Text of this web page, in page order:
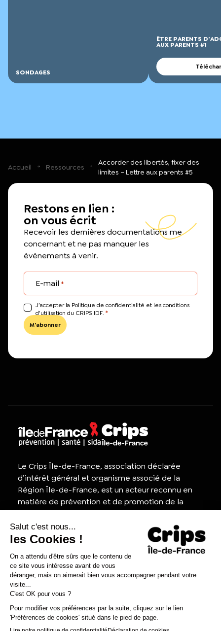
SONDAGES
ÊTRE PARENTS
AUX PARENTS #1
Accueil Ressources
Accorder des libertés, fixer des
limites – Lettre aux parents #5
Restons en lien :
on vous écrit
Recevoir les dernières documentations me
concernant et ne pas manquer les
événements à venir.
E-mail *
J’accepter la Politique de confidentialité et les conditions
d'utilisation du CRIPS IDF. *
Le Crips Île-de-France, association déclarée
d’intérêt général et organisme associé de la
Région Île-de-France, est un acteur reconnu en
matière de prévention et de promotion de la
santé, ainsi que dans la lutte contre le VIH/sida.
Appel d'offres Contactez-nous
Presse Nous rejoindre
2026